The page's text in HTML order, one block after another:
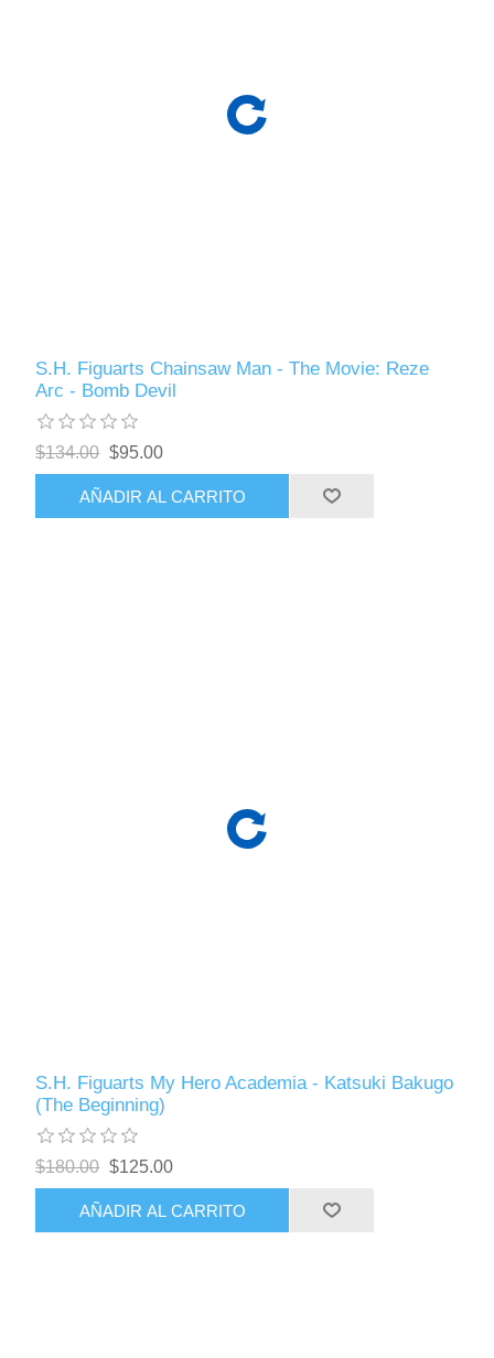
S.H. Figuarts Chainsaw Man - The Movie: Reze
Arc - Bomb Devil
$134.00 $95.00
AÑADIR AL CARRITO
S.H. Figuarts My Hero Academia - Katsuki Bakugo
(The Beginning)
$180.00 $125.00
AÑADIR AL CARRITO